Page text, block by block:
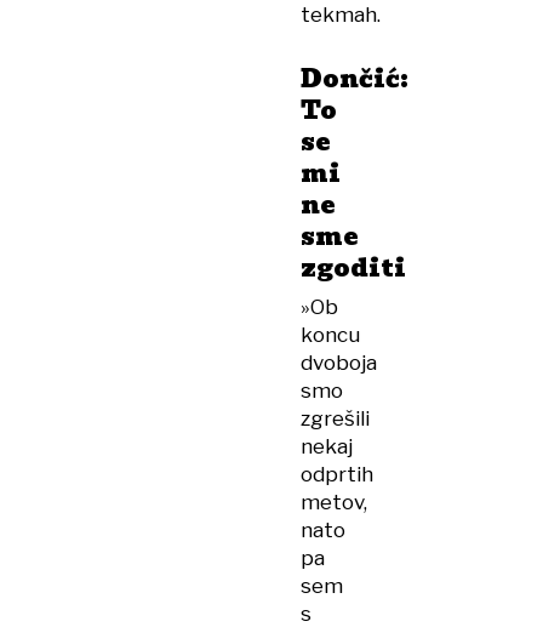
tekmah.
Dončić:
To
se
mi
ne
sme
zgoditi
»Ob
koncu
dvoboja
smo
zgrešili
nekaj
odprtih
metov,
nato
pa
sem
s